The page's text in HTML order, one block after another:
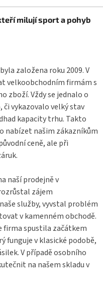
milují sport a pohyb
založena roku 2009. V
velkoobchodním firmám s
zboží. Vždy se jednalo o
vykazovalo velký stav
kapacity trhu. Takto
nabízet našim zákazníkům
ceně, ale při
naší prodejně v
zájem
služby, vyvstal problém
v kamenném obchodě.
firma spustila začátkem
funguje v klasické podobě,
V případě osobního
na našem skladu v